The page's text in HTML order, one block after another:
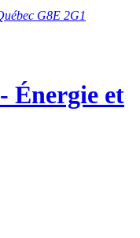
G8E 2G1